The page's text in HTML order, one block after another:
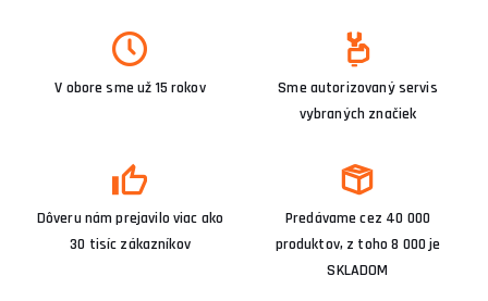
V obore sme už 15 rokov
Sme autorizovaný servis
vybraných značiek
Dôveru nám prejavilo viac ako
30 tisíc zákazníkov
Predávame cez 40 000
produktov, z toho 8 000 je
SKLADOM